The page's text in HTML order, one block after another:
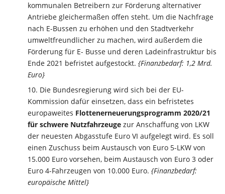
kommunalen Betreibern zur Förderung alternativer
Antriebe gleichermaßen offen steht. Um die Nachfrage
nach E-Bussen zu erhöhen und den Stadtverkehr
umweltfreundlicher zu machen, wird außerdem die
Förderung für E- Busse und deren Ladeinfrastruktur bis
Ende 2021 befristet aufgestockt. {Finanzbedarf: 1,2 Mrd.
Euro}
Die Bundesregierung wird sich bei der EU-
Kommission dafür einsetzen, dass ein befristetes
europaweites Flottenerneuerungsprogramm 2020/21
für schwere Nutzfahrzeuge zur Anschaffung von LKW
der neuesten Abgasstufe Euro VI aufgelegt wird. Es soll
einen Zuschuss beim Austausch von Euro 5-LKW von
15.000 Euro vorsehen, beim Austausch von Euro 3 oder
Euro 4-Fahrzeugen von 10.000 Euro. {Finanzbedarf:
europäische Mittel}